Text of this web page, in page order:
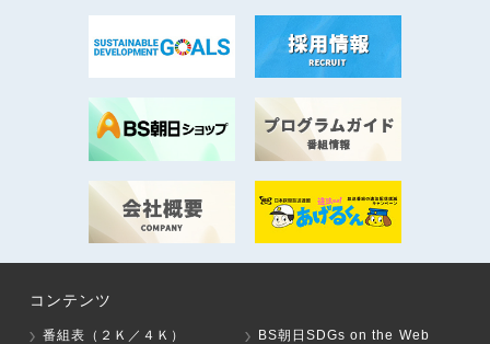
コンテンツ
番組表（２Ｋ／４Ｋ）
BS朝日SDGs on the Web